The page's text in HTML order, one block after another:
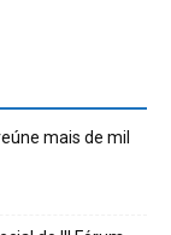
mais de mil